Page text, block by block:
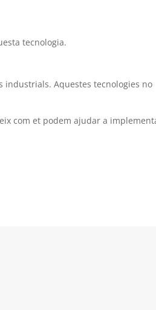
tecnologia.
Aquestes tecnologies no
com et podem ajudar a